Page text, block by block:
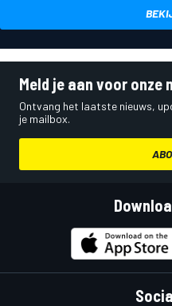
Meld je aan voor onze
Ontvang het laatste nieuws,
je mailbox.